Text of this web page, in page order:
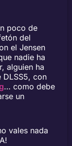
poco de
del
el Jensen
nadie ha
alguien ha
con
… como debe
un
vales nada